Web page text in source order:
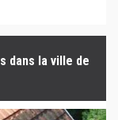
dans la ville de